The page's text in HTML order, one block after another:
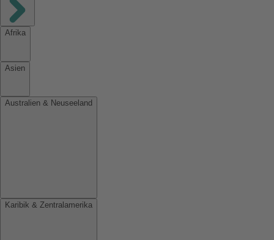
Afrika
Asien
Australien & Neuseeland
Karibik & Zentralamerika